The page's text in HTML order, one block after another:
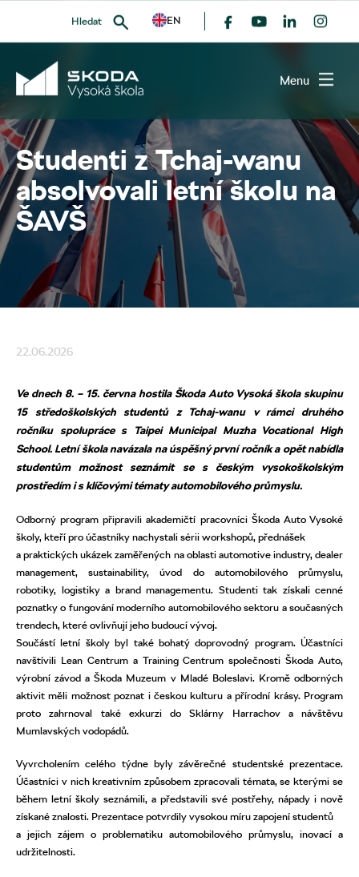
Hledat
VYHLEDAT
EN
Menu
Studenti z Tchaj-wanu
absolvovali letní školu na
ŠAVŠ
22.06.2026
Ve dnech 8. – 15. června hostila Škoda Auto Vysoká škola skupinu
15 středoškolských studentů z Tchaj-wanu v rámci druhého
ročníku spolupráce s Taipei Municipal Muzha Vocational High
School. Letní škola navázala na úspěšný první ročník a opět nabídla
studentům možnost seznámit se s českým vysokoškolským
prostředím i s klíčovými tématy automobilového průmyslu.
Odborný program připravili akademičtí pracovníci Škoda Auto Vysoké
školy, kteří pro účastníky nachystali sérii workshopů, přednášek
a praktických ukázek zaměřených na oblasti automotive industry, dealer
management, sustainability, úvod do automobilového průmyslu,
robotiky, logistiky a brand managementu. Studenti tak získali cenné
poznatky o fungování moderního automobilového sektoru a současných
trendech, které ovlivňují jeho budoucí vývoj.
Součástí letní školy byl také bohatý doprovodný program. Účastníci
navštívili Lean Centrum a Training Centrum společnosti Škoda Auto,
výrobní závod a Škoda Muzeum v Mladé Boleslavi. Kromě odborných
aktivit měli možnost poznat i českou kulturu a přírodní krásy. Program
proto zahrnoval také exkurzi do Sklárny Harrachov a návštěvu
Mumlavských vodopádů.
Vyvrcholením celého týdne byly závěrečné studentské prezentace.
Účastníci v nich kreativním způsobem zpracovali témata, se kterými se
během letní školy seznámili, a představili své postřehy, nápady i nově
získané znalosti. Prezentace potvrdily vysokou míru zapojení studentů
a jejich zájem o problematiku automobilového průmyslu, inovací a
udržitelnosti.